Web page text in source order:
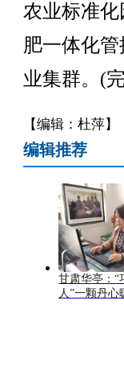
农业标准
肥一体化
业集群。(
【编辑：杜萍】
编辑推荐
甘肃华亭：“
人”一颗丹心